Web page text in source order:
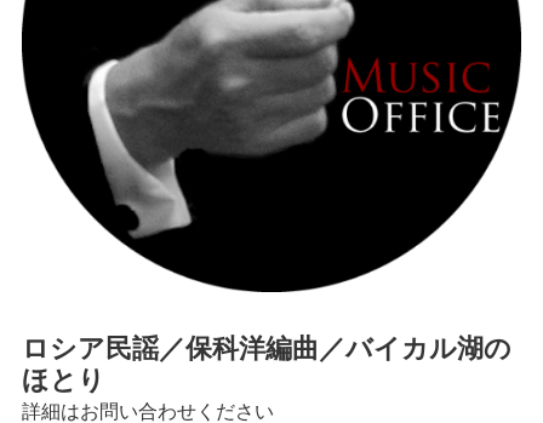
ロシア民謡／保科洋編曲／バイカル湖の
ほとり
詳細はお問い合わせください